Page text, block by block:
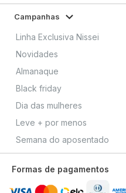
Campanhas
Linha Exclusiva Nissei
Novidades
Almanaque
Black friday
Dia das mulheres
Leve + por menos
Semana do aposentado
Formas de pagamentos